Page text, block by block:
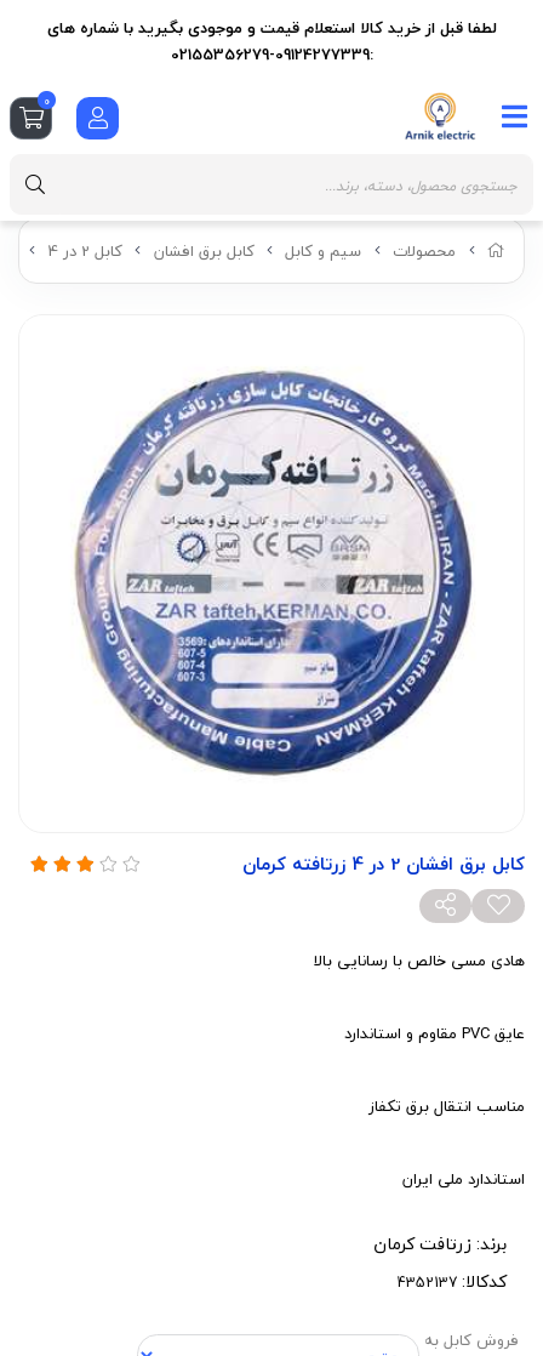
محصولات سیم و کابل کابل برق افشان کابل 2 در 4
کابل برق افشان 2 در 4 زرتافته کرمان
هادی مسی خالص با رسانایی بالا
عایق PVC مقاوم و استاندارد
مناسب انتقال برق تکفاز
استاندارد ملی ایران
برند: زرتافت کرمان
کدکالا:
فروش کابل به
لطفا قبل از خرید کالا استعلام قیمت و موجودی بگیرید با شماره های
:09124277339-02155356279
0